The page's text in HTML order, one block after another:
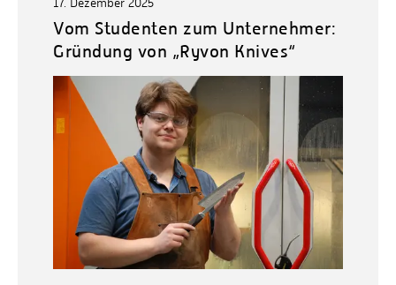
17. Dezember 2025
Vom Studenten zum Unternehmer:
Gründung von „Ryvon Knives“